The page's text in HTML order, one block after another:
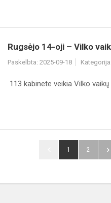
Rugsėjo 14-oji – Vilko
Paskelbta: 2025-09-18 Kategorija:
113 kabinete veikia Vilko
1 2